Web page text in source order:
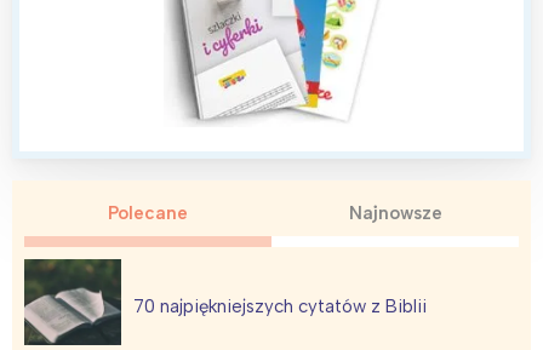
Polecane Najnowsze
70 najpiękniejszych cytatów z Biblii
Interesują mnie wydarzenia z
tego regionu:
Trójmiasto
Poznań
Wrocław
Południe
Północ